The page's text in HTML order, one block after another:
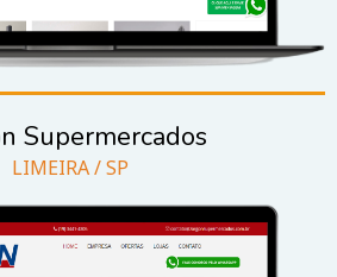
Supermercados
LIMEIRA / SP